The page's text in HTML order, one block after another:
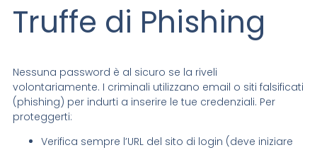
Truffe di Phishing
Nessuna password è al sicuro se la riveli
volontariamente. I criminali utilizzano email o siti falsificati
(phishing) per indurti a inserire le tue credenziali. Per
proteggerti:
Verifica sempre l’URL del sito di login (deve iniziare